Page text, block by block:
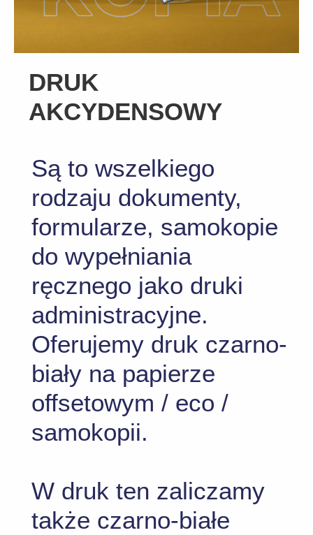
DRUK
AKCYDENSOWY
Są to wszelkiego
rodzaju dokumenty,
formularze, samokopie
do wypełniania
ręcznego jako druki
administracyjne.
Oferujemy druk czarno-
biały na papierze
offsetowym / eco /
samokopii.
W druk ten zaliczamy
także czarno-białe